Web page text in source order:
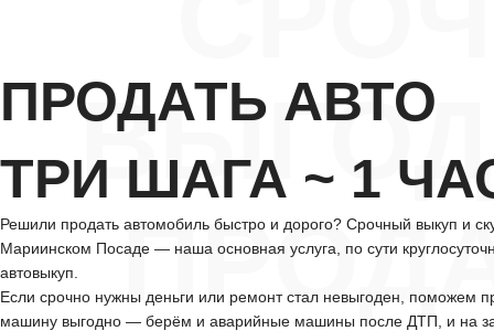
ПРОДАТЬ АВТО
ТРИ ШАГА ~ 1
Решили продать автомобиль быстро и дорого? Срочный выкуп и
Мариинском Посаде — наша основная услуга, по сути
автовыкуп.
Если срочно нужны деньги или ремонт стал невыгоден, поможем
машину выгодно — берём и аварийные машины после ДТП, и на